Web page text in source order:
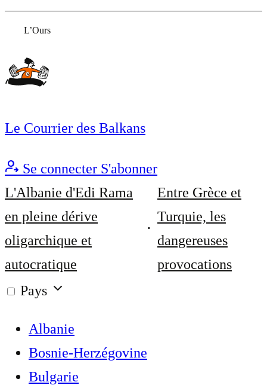
L’Ours
Le Courrier des Balkans
Se connecter S'abonner
L'Albanie d'Edi Rama
en pleine dérive
oligarchique et
autocratique
Entre Grèce et
Turquie, les
dangereuses
provocations
Pays
Albanie
Bosnie-Herzégovine
Bulgarie